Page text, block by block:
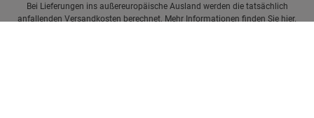
Bei Lieferungen ins außereuropäische Ausland werden die tatsächlich
anfallenden Versandkosten berechnet. Mehr Informationen finden Sie hier.